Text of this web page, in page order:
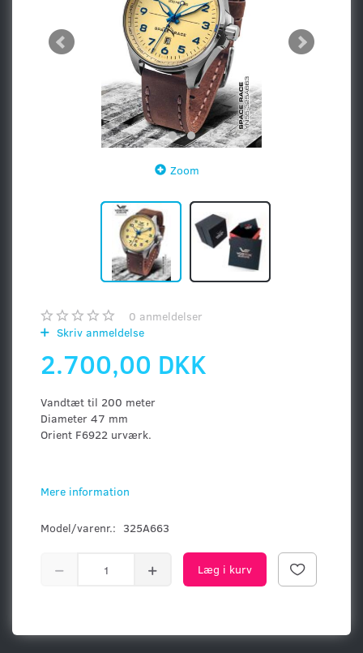
Zoom
0 anmeldelser
Skriv anmeldelse
2.700,00 DKK
Vandtæt til 200 meter
Diameter 47 mm
Orient F6922 urværk.
Mere information
Model/varenr.: 325A663
Læg i kurv